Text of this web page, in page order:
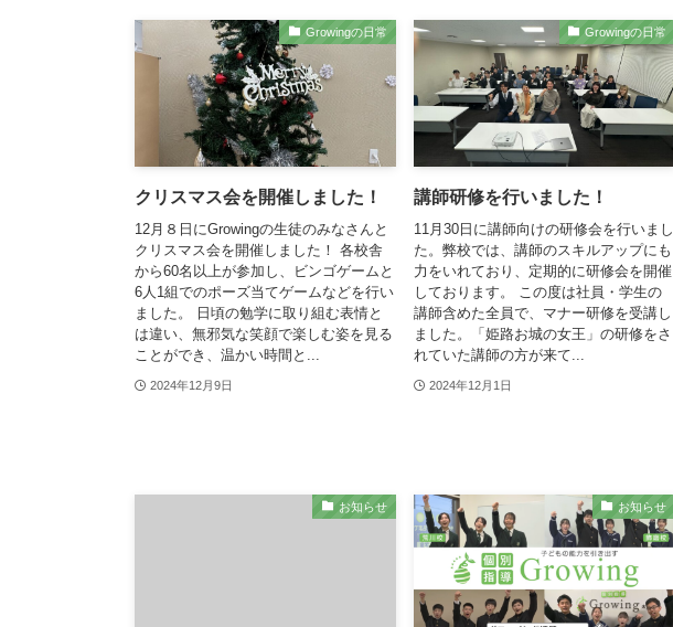
Growingの日常
クリスマス会を開催しました！
12月８日にGrowingの生徒のみなさんと
クリスマス会を開催しました！ 各校舎
から60名以上が参加し、ビンゴゲームと
6人1組でのポーズ当てゲームなどを行い
ました。 日頃の勉学に取り組む表情と
は違い、無邪気な笑顔で楽しむ姿を見る
ことができ、温かい時間と...
2024年12月9日
Growingの日常
講師研修を行いました！
11月30日に講師向けの研修会を行いまし
た。弊校では、講師のスキルアップにも
力をいれており、定期的に研修会を開催
しております。 この度は社員・学生の
講師含めた全員で、マナー研修を受講し
ました。「姫路お城の女王」の研修をさ
れていた講師の方が来て...
2024年12月1日
お知らせ お知らせ